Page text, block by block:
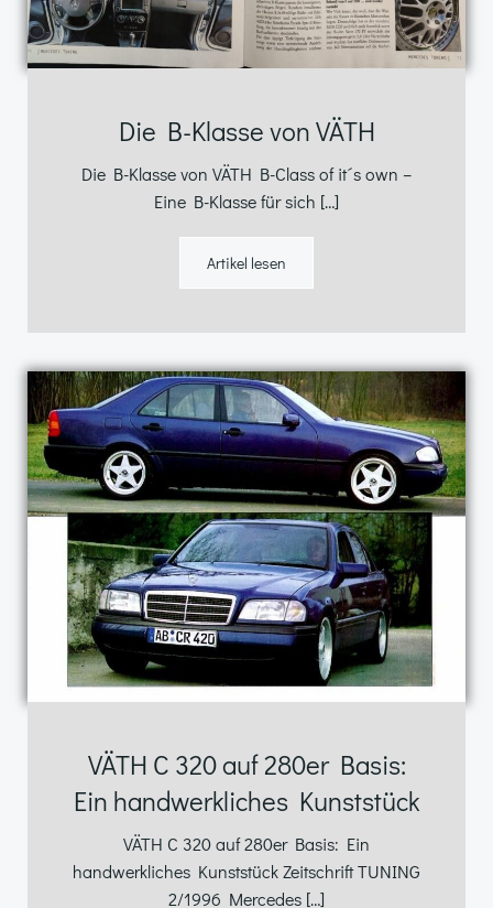
Die B-Klasse von VÄTH
Die B-Klasse von VÄTH B-Class of it´s own –
Eine B-Klasse für sich […]
Artikel lesen
VÄTH C 320 auf 280er Basis:
Ein handwerkliches Kunststück
VÄTH C 320 auf 280er Basis: Ein
handwerkliches Kunststück Zeitschrift TUNING
2/1996 Mercedes […]